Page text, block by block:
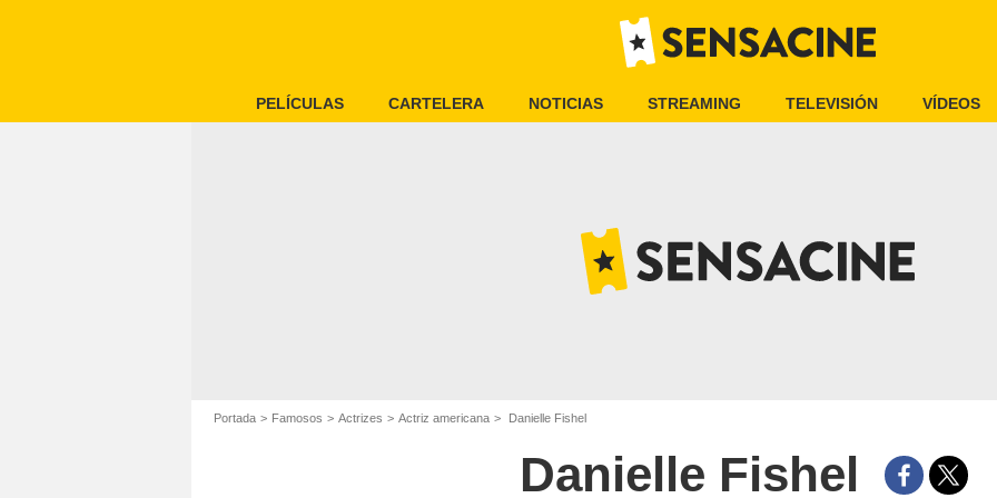
PELÍCULAS CARTELERA NOTICIAS STREAMING TELEVISIÓN VÍDEOS
Portada Famosos Actrizes Actriz americana Danielle Fishel
Danielle Fishel